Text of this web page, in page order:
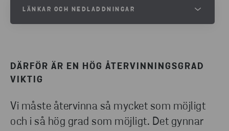
DÄRFÖR ÄR EN HÖG ÅTERVINNINGSGRAD
VIKTIG
Vi måste återvinna så mycket som möjligt
och i så hög grad som möjligt. Det gynnar
KONTAKTA OSS
LÄNKAR OCH NEDLADDNINGAR